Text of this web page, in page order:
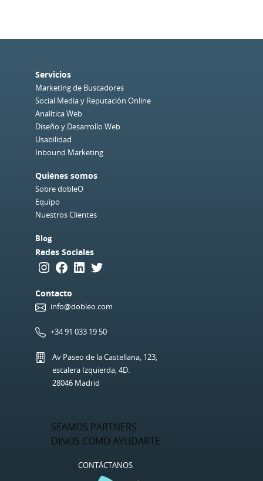
Servicios
Marketing de Buscadores
Social Media y Reputación Online
Analítica Web
Diseño y Desarrollo Web
Usabilidad
Inbound Marketing
Quiénes somos
Sobre dobleO
Equipo
Nuestros Clientes
Blog
Redes Sociales
Instagram Facebook LinkedIn Twitter
Contacto
info@dobleo.com
+34 91 033 19 50
Av Paseo de la Castellana, 123,
escalera Izquierda, 4D.
28046 Madrid
SEAMOS PARTNERS
DINOS COMO AYUDARTE
CONTÁCTANOS